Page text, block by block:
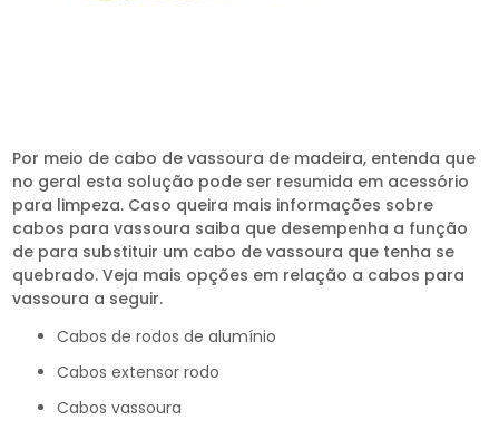
Por meio de cabo de vassoura de madeira, entenda que
no geral esta solução pode ser resumida em acessório
para limpeza. Caso queira mais informações sobre
cabos para vassoura saiba que desempenha a função
de para substituir um cabo de vassoura que tenha se
quebrado. Veja mais opções em relação a cabos para
vassoura a seguir.
cabos de rodos de alumínio
cabos extensor rodo
cabos vassoura